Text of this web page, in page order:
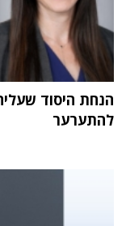
הנחת היסוד
להתערער